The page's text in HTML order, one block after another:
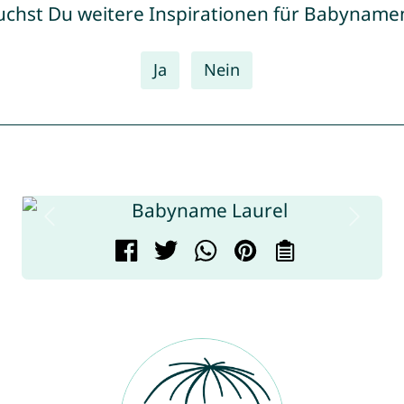
Du weitere Inspirationen für
Ja Nein